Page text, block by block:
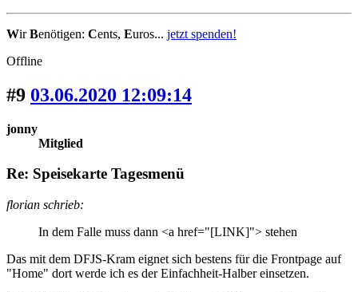
WirBenötigen: Cents, Euros... jetzt spenden!
Offline
#9 03.06.2020 12:09:14
jonny
Mitglied
Re: Speisekarte Tagesmenü
florian schrieb:
In dem Falle muss dann <a href="[LINK]"> stehen
Das mit dem DFJS-Kram eignet sich bestens für die Frontpage auf
"Home" dort werde ich es der Einfachheit-Halber einsetzen.